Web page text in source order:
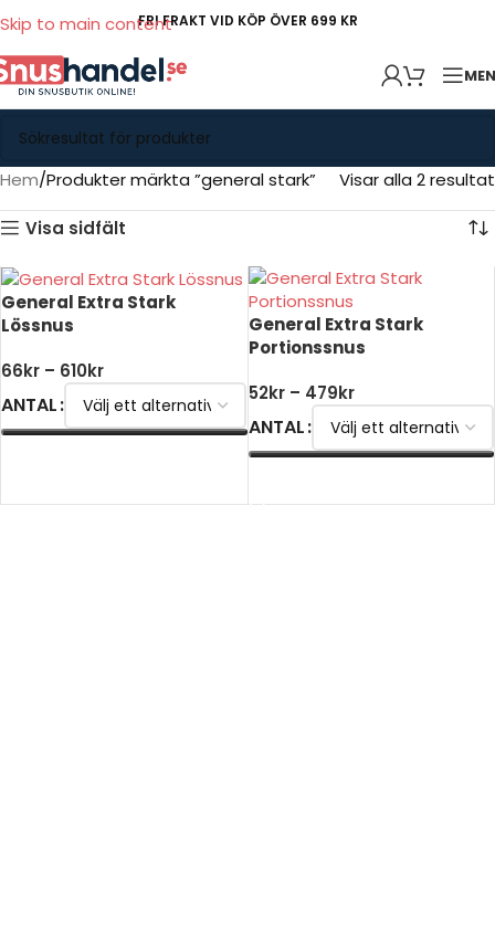
Skip to main contentFRI FRAKT VID KÖP ÖVER 699 KR
Hem Produkter märkta ”general stark” Visar alla 2 resultat
Visa sidfält
General Extra Stark
Lössnus
66kr – 610kr
ANTAL
General Extra Stark
Portionssnus
52kr – 479kr
ANTAL